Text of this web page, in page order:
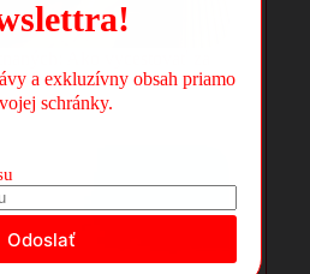
Ako vycestovať za
dávky
a exkluzívny obsah priamo
schránky.